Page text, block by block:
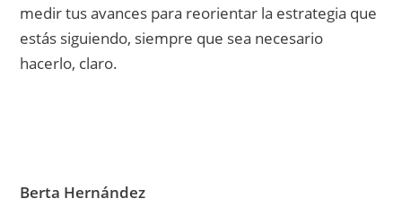
medir tus avances para reorientar la estrategia que
estás siguiendo, siempre que sea necesario
hacerlo, claro.
Berta Hernández